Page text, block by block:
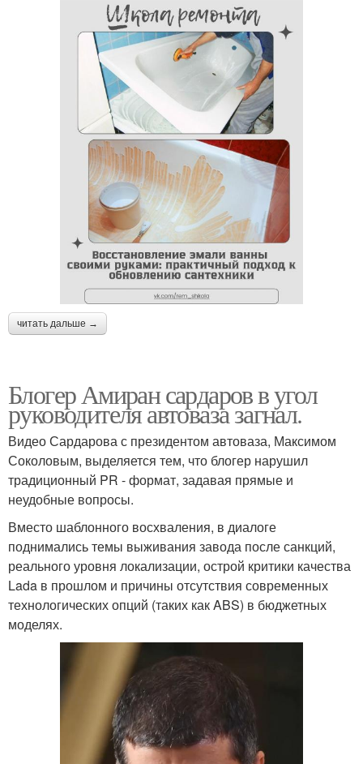
читать дальше →
Блогер Амиран сардаров в угол
руководителя автоваза загнал.
Видео Сардарова с президентом автоваза, Максимом
Соколовым, выделяется тем, что блогер нарушил
традиционный PR - формат, задавая прямые и
неудобные вопросы.
Вместо шаблонного восхваления, в диалоге
поднимались темы выживания завода после санкций,
реального уровня локализации, острой критики качества
Lada в прошлом и причины отсутствия современных
технологических опций (таких как ABS) в бюджетных
моделях.